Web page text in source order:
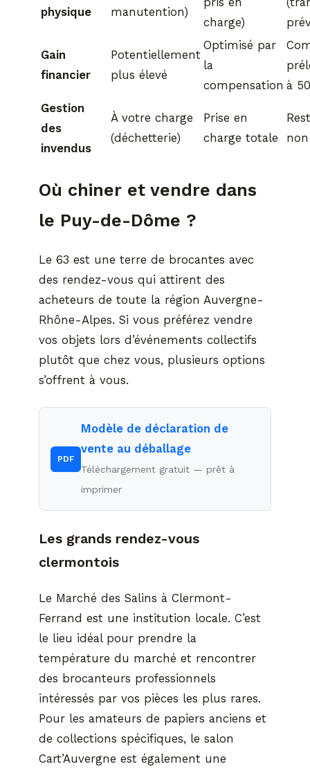
physique manutention)
charge)
Gain
financier
Potentiellement
plus élevé
Optimisé par
la
compensation à
Gestion
des
invendus
À votre charge
(déchetterie)
Prise en
charge totale
Où chiner et vendre dans
le Puy-de-Dôme ?
Le 63 est une terre de brocantes avec
des rendez-vous qui attirent des
acheteurs de toute la région Auvergne-
Rhône-Alpes. Si vous préférez vendre
vos objets lors d’événements collectifs
plutôt que chez vous, plusieurs options
s’offrent à vous.
PDF
Modèle de déclaration de
vente au déballage
Téléchargement gratuit — prêt à
imprimer
Les grands rendez-vous
clermontois
Le Marché des Salins à Clermont-
Ferrand est une institution locale. C’est
le lieu idéal pour prendre la
température du marché et rencontrer
des brocanteurs professionnels
intéressés par vos pièces les plus rares.
Pour les amateurs de papiers anciens et
de collections spécifiques, le salon
Cart’Auvergne est également une